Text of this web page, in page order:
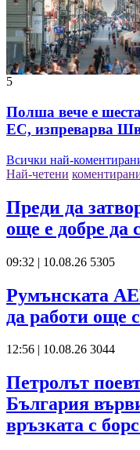
5
Полша вече е
ЕС, изпреварва
Всички най-
Най-четени
Преди да
още е добре да
09:32 | 10.08.26 5305
Румънската
да работи още
12:56 | 10.08.26 3044
Петролът
България
връзката с